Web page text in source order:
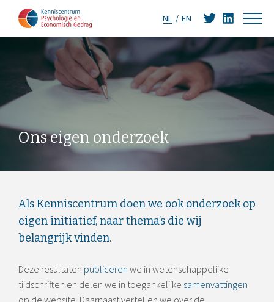
NL EN
Ons eigen onderzoek
Als Kenniscentrum doen we ook onderzoek op
eigen initiatief, naar thema’s die wij
belangrijk vinden.
Deze resultaten publiceren we in wetenschappelijke
tijdschriften en delen we in toegankelijke samenvattingen